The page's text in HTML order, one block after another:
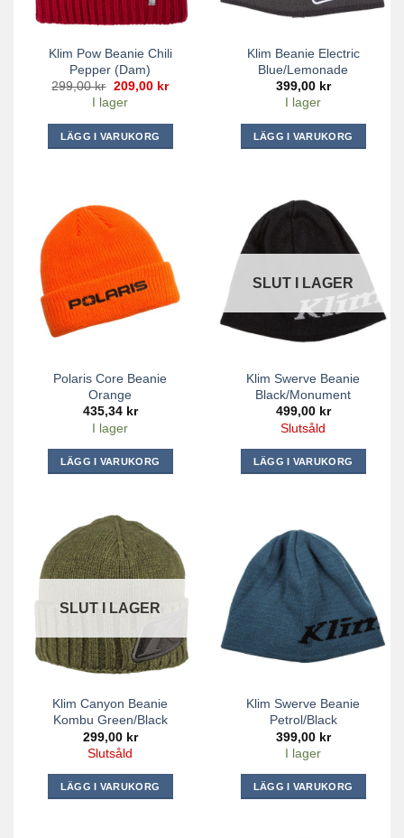
väljas
produktsidan
Klim Pow Beanie Chili
Pepper (dam)
299,00kr Det
ursprungliga
priset
var:
299,00 kr.
209,00 krDet
är:
I lager
LÄGG I VARUKORG
Klim Beanie Electric
Blue/Lemonade
399,00 kr
I lager
LÄGG I VARUKORG
Polaris Core Beanie
Orange
435,34 kr
I lager
LÄGG I VARUKORG
SLUT I LAGER
Klim Swerve Beanie
Black/Monument
499,00 kr
Slutsåld
LÄGG I VARUKORG
SLUT I LAGER
Klim Canyon Beanie
Kombu Green/Black
299,00 kr
Slutsåld
LÄGG I VARUKORG
Klim Swerve Beanie
Petrol/Black
399,00 kr
I lager
LÄGG I VARUKORG